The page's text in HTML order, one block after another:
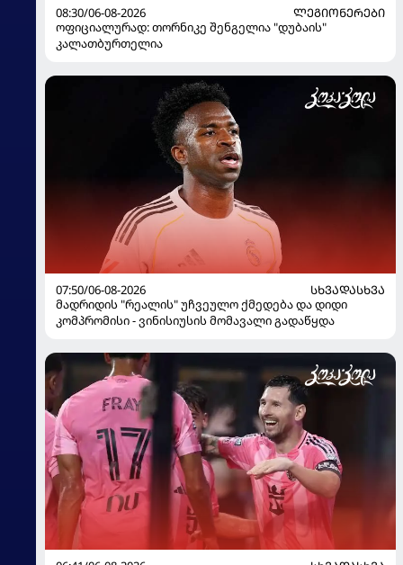
08:30/06-08-2026
ᲚᲔᲒᲘᲝᲜᲔᲠᲔᲑᲘ
ოფიციალურად: თორნიკე შენგელია "დუბაის"
კალათბურთელია
07:50/06-08-2026
ᲡᲮᲕᲐᲓᲐᲡᲮᲕᲐ
მადრიდის "რეალის" უჩვეულო ქმედება და დიდი
კომპრომისი - ვინისიუსის მომავალი გადაწყდა